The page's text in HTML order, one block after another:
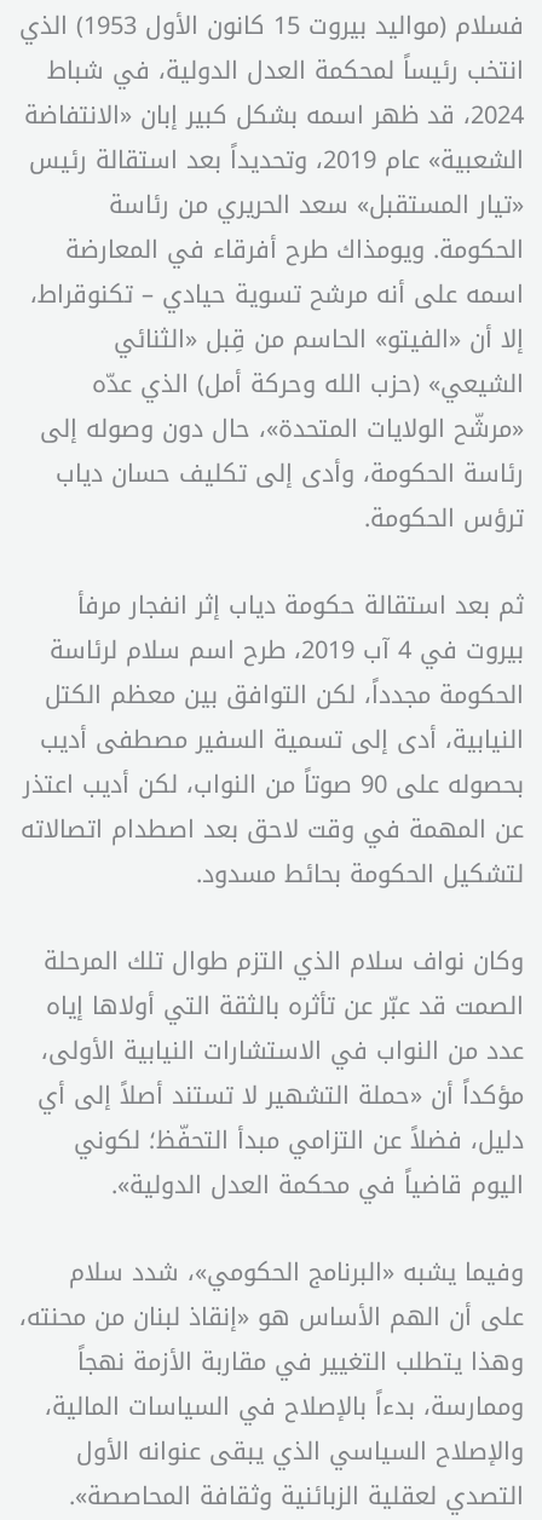
فسلام (مواليد بيروت 15 كانون الأول 1953) الذي
انتخب رئيساً لمحكمة العدل الدولية، في شباط
2024، قد ظهر اسمه بشكل كبير إبان «الانتفاضة
الشعبية» عام 2019، وتحديداً بعد استقالة رئيس
«تيار المستقبل» سعد الحريري من رئاسة
الحكومة. ويومذاك طرح أفرقاء في المعارضة
اسمه على أنه مرشح تسوية حيادي – تكنوقراط،
إلا أن «الفيتو» الحاسم من قِبل «الثنائي
الشيعي» (حزب الله وحركة أمل) الذي عدّه
«مرشّح الولايات المتحدة»، حال دون وصوله إلى
رئاسة الحكومة، وأدى إلى تكليف حسان دياب
ترؤس الحكومة.
ثم بعد استقالة حكومة دياب إثر انفجار مرفأ
بيروت في 4 آب 2019، طرح اسم سلام لرئاسة
الحكومة مجدداً، لكن التوافق بين معظم الكتل
النيابية، أدى إلى تسمية السفير مصطفى أديب
بحصوله على 90 صوتاً من النواب، لكن أديب اعتذر
عن المهمة في وقت لاحق بعد اصطدام اتصالاته
لتشكيل الحكومة بحائط مسدود.
وكان نواف سلام الذي التزم طوال تلك المرحلة
الصمت قد عبّر عن تأثره بالثقة التي أولاها إياه
عدد من النواب في الاستشارات النيابية الأولى،
مؤكداً أن «حملة التشهير لا تستند أصلاً إلى أي
دليل، فضلاً عن التزامي مبدأ التحفّظ؛ لكوني
اليوم قاضياً في محكمة العدل الدولية».
وفيما يشبه «البرنامج الحكومي»، شدد سلام
على أن الهم الأساس هو «إنقاذ لبنان من محنته،
وهذا يتطلب التغيير في مقاربة الأزمة نهجاً
وممارسة، بدءاً بالإصلاح في السياسات المالية،
والإصلاح السياسي الذي يبقى عنوانه الأول
التصدي لعقلية الزبائنية وثقافة المحاصصة».